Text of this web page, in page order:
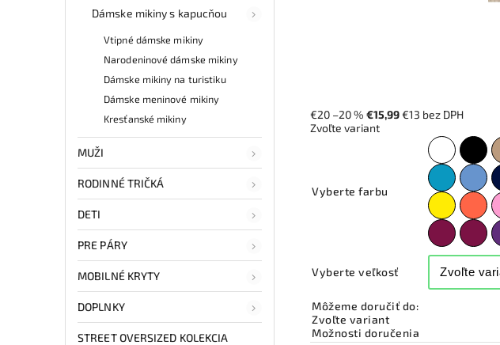
Dámske mikiny s kapucňou
Vtipné dámske mikiny
Narodeninové dámske mikiny
Dámske mikiny na turistiku
Dámske meninové mikiny
Kresťanské mikiny
MUŽI
RODINNÉ TRIČKÁ
DETI
PRE PÁRY
MOBILNÉ KRYTY
DOPLNKY
STREET OVERSIZED KOLEKCIA
€20 –20 % €15,99€13 bez DPH
Zvoľte variant
Vyberte farbu
Vyberte veľkosť
Môžeme doručiť do:
Zvoľte variant
Možnosti doručenia